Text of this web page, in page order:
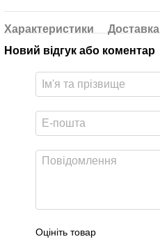
Характеристики Доставка
Новий відгук або коментар
Оцініть товар